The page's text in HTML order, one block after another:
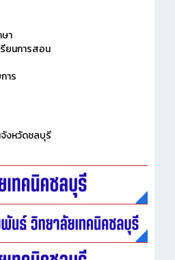
า
ยนการสอน
าร
งหวัดชลบุรี